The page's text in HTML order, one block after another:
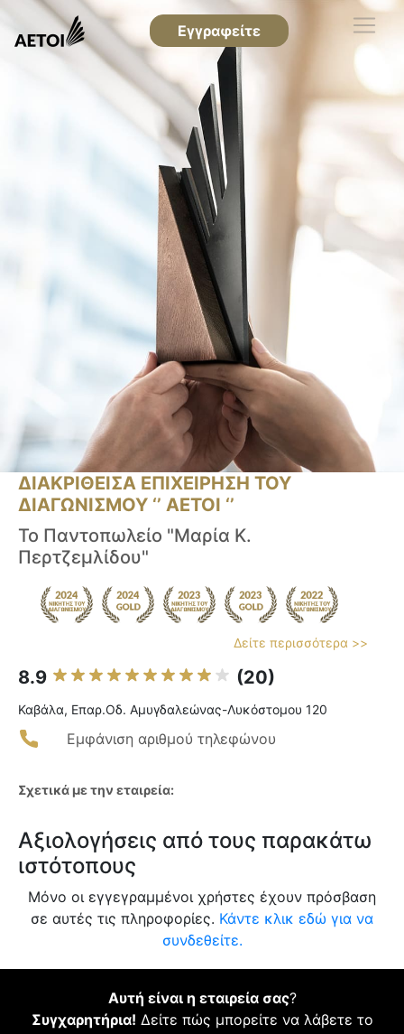
Εγγραφείτε
ΔΙΑΚΡΙΘΕΙΣΑ ΕΠΙΧΕΙΡΗΣΗ ΤΟΥ
ΔΙΑΓΩΝΙΣΜΟΥ ‘’ ΑΕΤΟΙ ‘’
Το Παντοπωλείο "Μαρία Κ.
Περτζεμλίδου"
Δείτε περισσότερα >>
8.9 (20)
Καβάλα, Επαρ.Οδ. Αμυγδαλεώνας-Λυκόστομου 120
Εμφάνιση αριθμού τηλεφώνου
Σχετικά με την εταιρεία:
Αξιολογήσεις από τους παρακάτω
ιστότοπους
Μόνο οι εγγεγραμμένοι χρήστες έχουν πρόσβαση
σε αυτές τις πληροφορίες. Κάντε κλικ εδώ για να
συνδεθείτε.
Αυτή είναι η εταιρεία σας?
Συγχαρητήρια! Δείτε πώς μπορείτε να λάβετε το